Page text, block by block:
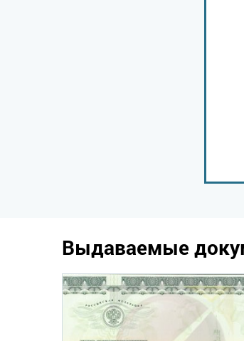
Выдаваемые